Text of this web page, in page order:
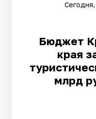
Бюджет
края
млрд